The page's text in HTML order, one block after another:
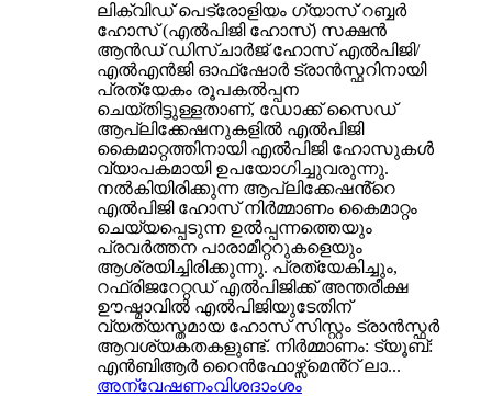
ലിക്വിഡ് പെട്രോളിയം ഗ്യാസ് റബ്ബർ
ഹോസ് (എൽപിജി ഹോസ്) സക്ഷൻ
ആൻഡ് ഡിസ്ചാർജ് ഹോസ് എൽപിജി/
എൽഎൻജി ഓഫ്‌ഷോർ ട്രാൻസ്ഫറിനായി
പ്രത്യേകം രൂപകൽപ്പന
ചെയ്തിട്ടുള്ളതാണ്, ഡോക്ക് സൈഡ്
ആപ്ലിക്കേഷനുകളിൽ എൽപിജി
കൈമാറ്റത്തിനായി എൽപിജി ഹോസുകൾ
വ്യാപകമായി ഉപയോഗിച്ചുവരുന്നു.
നൽകിയിരിക്കുന്ന ആപ്ലിക്കേഷൻ്റെ
എൽപിജി ഹോസ് നിർമ്മാണം കൈമാറ്റം
ചെയ്യപ്പെടുന്ന ഉൽപ്പന്നത്തെയും
പ്രവർത്തന പാരാമീറ്ററുകളെയും
ആശ്രയിച്ചിരിക്കുന്നു. പ്രത്യേകിച്ചും,
റഫ്രിജറേറ്റഡ് എൽപിജിക്ക് അന്തരീക്ഷ
ഊഷ്മാവിൽ എൽപിജിയുടേതിന്
വ്യത്യസ്തമായ ഹോസ് സിസ്റ്റം ട്രാൻസ്ഫർ
ആവശ്യകതകളുണ്ട്. നിർമ്മാണം: ട്യൂബ്:
എൻബിആർ റൈൻഫോഴ്സ്മെൻ്റ് ലാ...
അന്വേഷണംവിശദാംശം